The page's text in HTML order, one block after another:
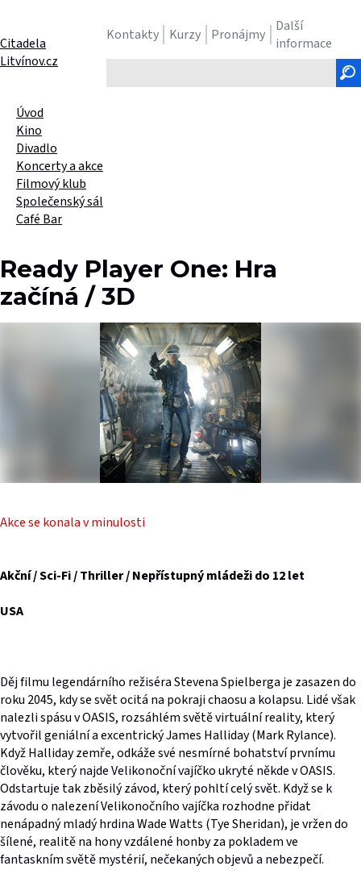
Kontakty Kurzy Pronájmy
Další
informace
text
Citadela
Litvínov.cz
Úvod
Kino
Divadlo
Koncerty a akce
Filmový klub
Společenský sál
Café Bar
Ready Player One: Hra
začíná / 3D
Akce se konala v minulosti
Akční / Sci-Fi / Thriller / Nepřístupný mládeži do 12 let
USA
Děj filmu legendárního režiséra Stevena Spielberga je zasazen do
roku 2045, kdy se svět ocitá na pokraji chaosu a kolapsu. Lidé však
nalezli spásu v OASIS, rozsáhlém světě virtuální reality, který
vytvořil geniální a excentrický James Halliday (Mark Rylance).
Když Halliday zemře, odkáže své nesmírné bohatství prvnímu
člověku, který najde Velikonoční vajíčko ukryté někde v OASIS.
Odstartuje tak zběsilý závod, který pohltí celý svět. Když se k
závodu o nalezení Velikonočního vajíčka rozhodne přidat
nenápadný mladý hrdina Wade Watts (Tye Sheridan), je vržen do
šílené, realitě na hony vzdálené honby za pokladem ve
fantaskním světě mystérií, nečekaných objevů a nebezpečí.